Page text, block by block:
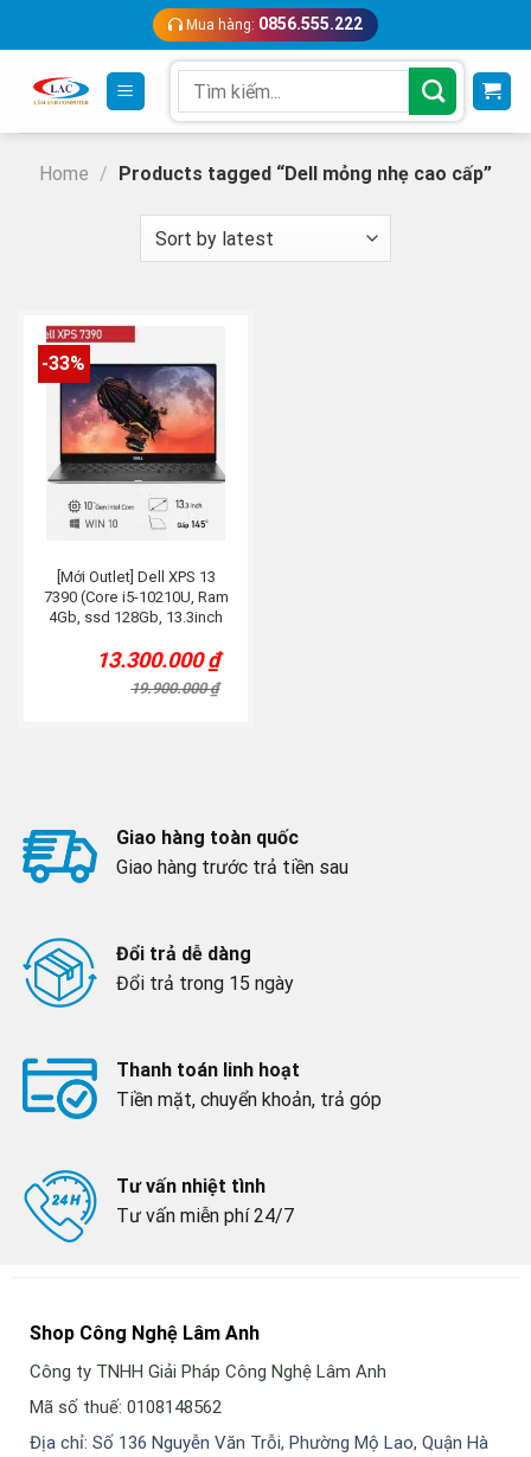
content
Mua hàng: 0856.555.222
for:
Home / Products tagged “Dell mỏng nhẹ cao cấp”
-33%
[Mới Outlet] Dell XPS 13
7390 (Core i5-10210U, Ram
4Gb, ssd 128Gb, 13.3inch
19.900.000₫
Original
price
was:
13.300.000₫
Current
price
is:
Giao hàng toàn quốc
Giao hàng trước trả tiền sau
Đổi trả dễ dàng
Đổi trả trong 15 ngày
Thanh toán linh hoạt
Tiền mặt, chuyển khoản, trả góp
Tư vấn nhiệt tình
Tư vấn miễn phí 24/7
Shop Công Nghệ Lâm Anh
Công ty TNHH Giải Pháp Công Nghệ Lâm Anh
Mã số thuế: 0108148562
Địa chỉ: Số 136 Nguyễn Văn Trỗi, Phường Mộ Lao, Quận Hà